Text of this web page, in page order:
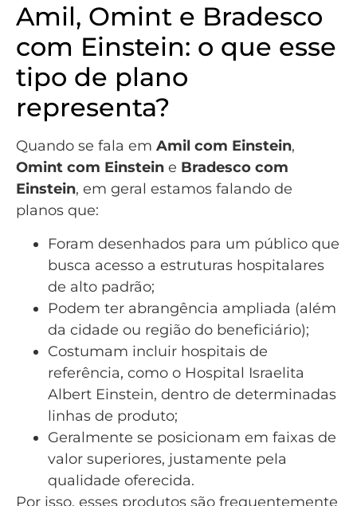
Amil, Omint e Bradesco
com Einstein: o que esse
tipo de plano
representa?
Quando se fala em Amil com Einstein,
Omint com Einstein e Bradesco com
Einstein, em geral estamos falando de
planos que:
Foram desenhados para um público que
busca acesso a estruturas hospitalares
de alto padrão;
Podem ter abrangência ampliada (além
da cidade ou região do beneficiário);
Costumam incluir hospitais de
referência, como o Hospital Israelita
Albert Einstein, dentro de determinadas
linhas de produto;
Geralmente se posicionam em faixas de
valor superiores, justamente pela
qualidade oferecida.
Por isso, esses produtos são frequentemente